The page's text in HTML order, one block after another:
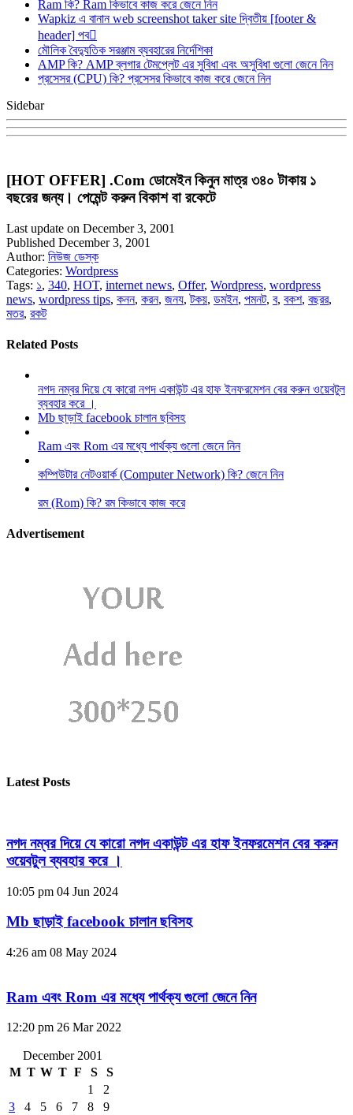
Ram কি? Ram কিভাবে কাজ করে জেনে নিন
Wapkiz এ বানান web screenshot taker site দ্বিতীয় [footer &
header] পব
মৌলিক বৈদ্যুতিক সরঞ্জাম ব্যবহারের নির্দেশিকা
AMP কি? AMP ব্লগার টেমপ্লেট এর সুবিধা এবং অসুবিধা গুলো জেনে নিন
প্রসেসর (CPU) কি? প্রসেসর কিভাবে কাজ করে জেনে নিন
Sidebar
[HOT OFFER] .Com ডোমেইন কিনুন মাত্র ৩৪০ টাকায় ১
বছরের জন্য। পেমেন্ট করুন বিকাশ বা রকেটে
Last update on December 3, 2001
Published December 3, 2001
Author: নিউজ ডেস্ক
Categories: Wordpress
Tags: ১, 340, HOT, internet news, Offer, Wordpress, wordpress
news, wordpress tips, কনন, করন, জনয,টকয়, ডমইন, পমনট, ব, বকশ, বছরর,
মতর, রকট
Related Posts
নগদ নম্বর দিয়ে যে কারো নগদ একাউন্ট এর হাফ ইনফরমেশন বের করুন ওয়েবটুল
ব্যবহার করে ।
Mb ছাড়াই facebook চালান ছবিসহ
Ram এবং Rom এর মধ্যে পার্থক্য গুলো জেনে নিন
কম্পিউটার নেটওয়ার্ক (Computer Network) কি? জেনে নিন
রম (Rom) কি? রম কিভাবে কাজ করে
Advertisement
Latest Posts
নগদ নম্বর দিয়ে যে কারো নগদ একাউন্ট এর হাফ ইনফরমেশন বের করুন
ওয়েবটুল ব্যবহার করে ।
10:05 pm 04 Jun 2024
Mb ছাড়াই facebook চালান ছবিসহ
4:26 am 08 May 2024
Ram এবং Rom এর মধ্যে পার্থক্য গুলো জেনে নিন
12:20 pm 26 Mar 2022
December 2001
M T W T F S
S
1
2
3
4 5 6 7 8
9